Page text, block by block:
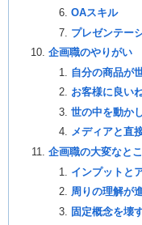
OAスキル
プレゼンテー
企画職のやりがい
自分の商品が
お客様に良い
世の中を動か
メディアと直
企画職の大変なと
インプットと
周りの理解が
固定概念を壊